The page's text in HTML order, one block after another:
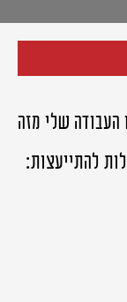
שלי מזה
להתייעצות: